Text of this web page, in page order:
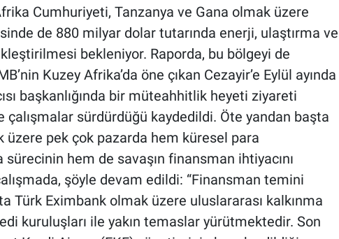
Cumhuriyeti, Tanzanya ve Gana olmak üzere
de 880 milyar dolar tutarında enerji, ulaştırma ve
bekleniyor. Raporda, bu bölgeyi de
Kuzey Afrika’da öne çıkan Cezayir’e Eylül ayında
başkanlığında bir müteahhitlik heyeti ziyareti
çalışmalar sürdürdüğü kaydedildi. Öte yandan başta
üzere pek çok pazarda hem küresel para
sürecinin hem de savaşın finansman ihtiyacını
şöyle devam edildi: “Finansman temini
Türk Eximbank olmak üzere uluslararası kalkınma
kuruluşları ile yakın temaslar yürütmektedir. Son